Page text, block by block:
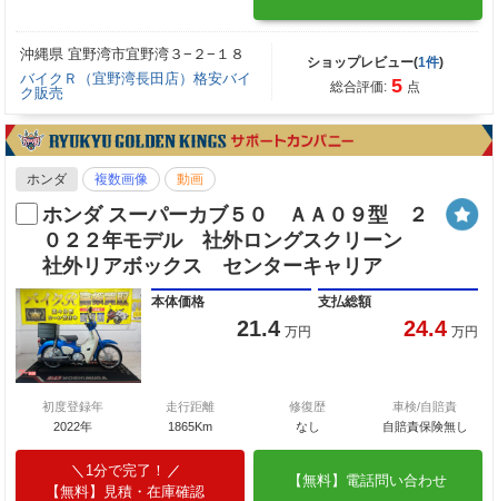
沖縄県 宜野湾市宜野湾３−２−１８
バイクＲ（宜野湾長田店）格安バイ
ク販売
ショップレビュー(1件)
総合評価: 5 点
ホンダ 複数画像 動画
ホンダ スーパーカブ５０ ＡＡ０９型 ２
０２２年モデル 社外ロングスクリーン
社外リアボックス センターキャリア
本体価格
21.4 万円
支払総額
24.4 万円
初度登録年
2022年
走行距離
1865Km
修復歴
なし
車検/自賠責
自賠責保険無し
1分で完了！
【無料】見積・在庫確認
【無料】電話問い合わせ